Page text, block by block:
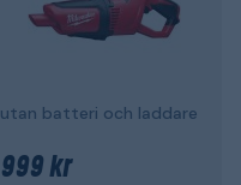
utan batteri och laddare
999 kr